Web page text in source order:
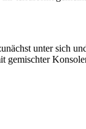
unter sich
gemischter